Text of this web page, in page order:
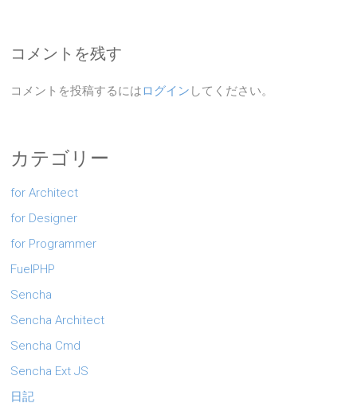
コメントを残す
コメントを投稿するにはログイン してください。
カテゴリー
for Architect
for Designer
for Programmer
FuelPHP
Sencha
Sencha Architect
Sencha Cmd
Sencha Ext JS
日記